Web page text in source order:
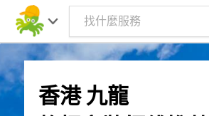
香港 九龍